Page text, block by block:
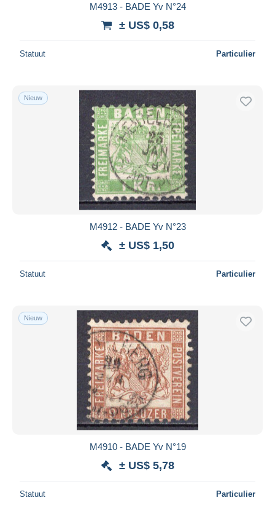
M4913 - BADE Yv N°24
± US$ 0,58
Statuut Particulier
Nieuw
M4912 - BADE Yv N°23
± US$ 1,50
Statuut Particulier
Nieuw
M4910 - BADE Yv N°19
± US$ 5,78
Statuut Particulier